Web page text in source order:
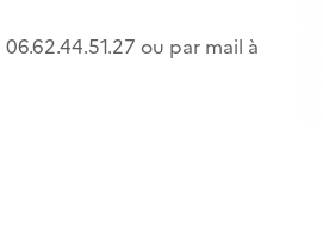
ou par mail à